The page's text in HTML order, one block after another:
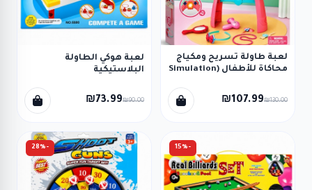
لعبة طاولة تسريح ومكياج
محاكاة للأطفال (Simulation
₪107.99₪130.00
لعبة هوكي الطاولة
البلاستيكية
₪73.99₪90.00
-15%
-28%